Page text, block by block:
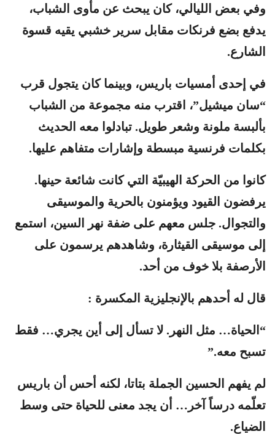
وفي بعض الليالي، كان يبحث عن مأوى الشباب،
يدفع بضع فرنكات مقابل سرير خشبي يقيه قسوة
الشارع.
في إحدى أمسيات باريس، وبينما كان يتجول قرب
“سان ميشيل”، اقترب منه مجموعة من الشباب
بألبسة ملونة وشعر طويل. تبادلوا معه الحديث
بكلمات فرنسية مبسطة وإشارات متفاهم عليها.
كانوا من الحركة الهيبيّة التي كانت شائعة حينها.
يرفضون القيود ويؤمنون بالحرية والموسيقى
والتجوال. جلس معهم على ضفة نهر السين، استمع
إلى موسيقى القيثارة، وشاهدهم يرسمون على
الأرصفة بلا خوف من أحد.
قال له أحدهم بالإنجليزية المكسرة :
“الحياة… مثل النهر. لا تسأل إلى أين يجري… فقط
تسبح معه.”
لم يفهم الحسين الجملة بتاتا، لكنه أحس أن باريس
تعلّمه درساً آخر… أن يجد معنى للحياة حتى وسط
الضياع.